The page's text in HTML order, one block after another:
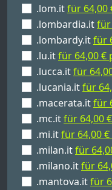
.lom.itfür 64,00
.lombardia.itfür
.lombardy.itfür
.lu.itfür 64,00 €
.lucca.itfür
.lucania.itfür
.macerata.itfür
.mc.itfür 64,00
.mi.itfür 64,00
.milan.itfür
.milano.itfür
.mantova.itfür